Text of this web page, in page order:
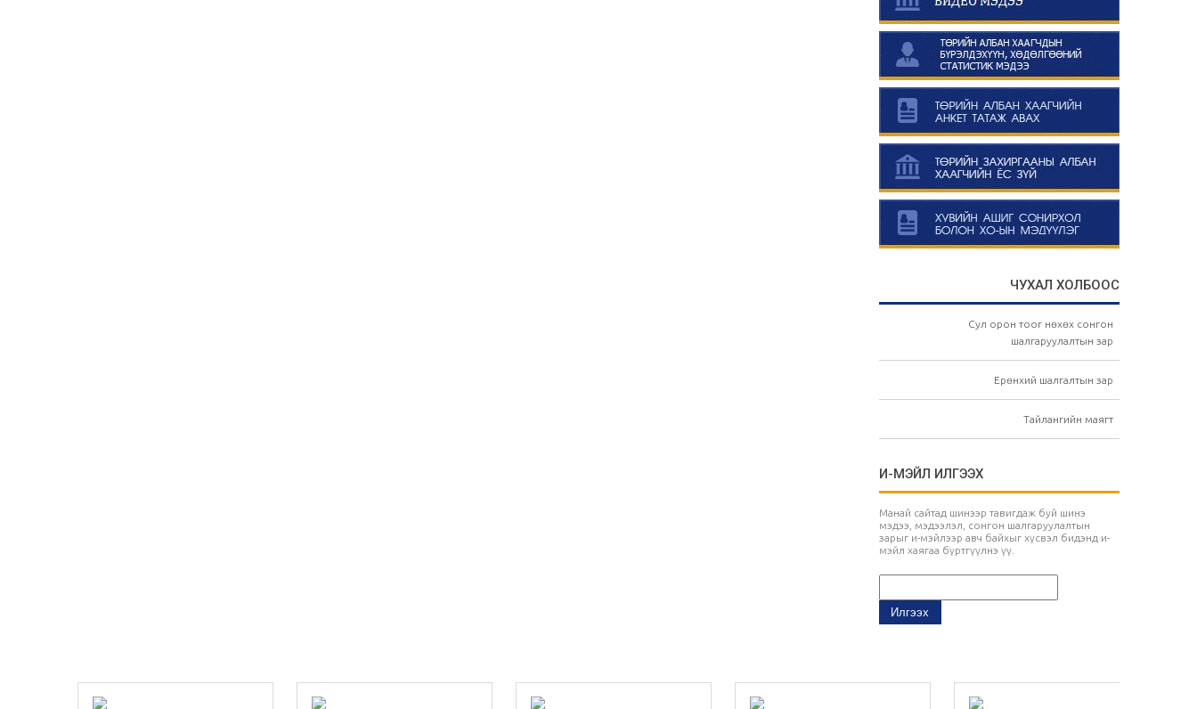
ЧУХАЛ ХОЛБООС
Сул орон тоог нөхөх сонгон
шалгаруулалтын зар
Ерөнхий шалгалтын зар
Тайлангийн маягт
И-МЭЙЛ ИЛГЭЭХ
Манай сайтад шинээр тавигдаж буй шинэ
мэдээ, мэдээлэл, сонгон шалгаруулалтын
зарыг и-мэйлээр авч байхыг хүсвэл бидэнд и-
мэйл хаягаа бүртгүүлнэ үү.